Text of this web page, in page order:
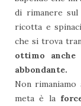
di rimanere
ricotta e
che si trova
ottimo
abbondante.
Non
meta è la